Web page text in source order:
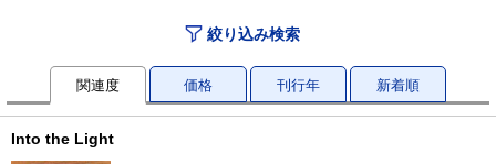
絞り込み検索
関連度 価格 刊行年 新着順
Into the Light